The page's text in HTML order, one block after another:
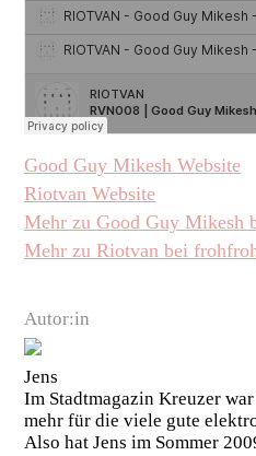
Autor:in
Jens
Im Stadtmagazin Kreuzer
mehr für die viele gute
Also hat Jens im Sommer
Good Guy Mikesh Website
Riotvan Website
Mehr zu Good Guy Mikesh
Mehr zu Riotvan bei